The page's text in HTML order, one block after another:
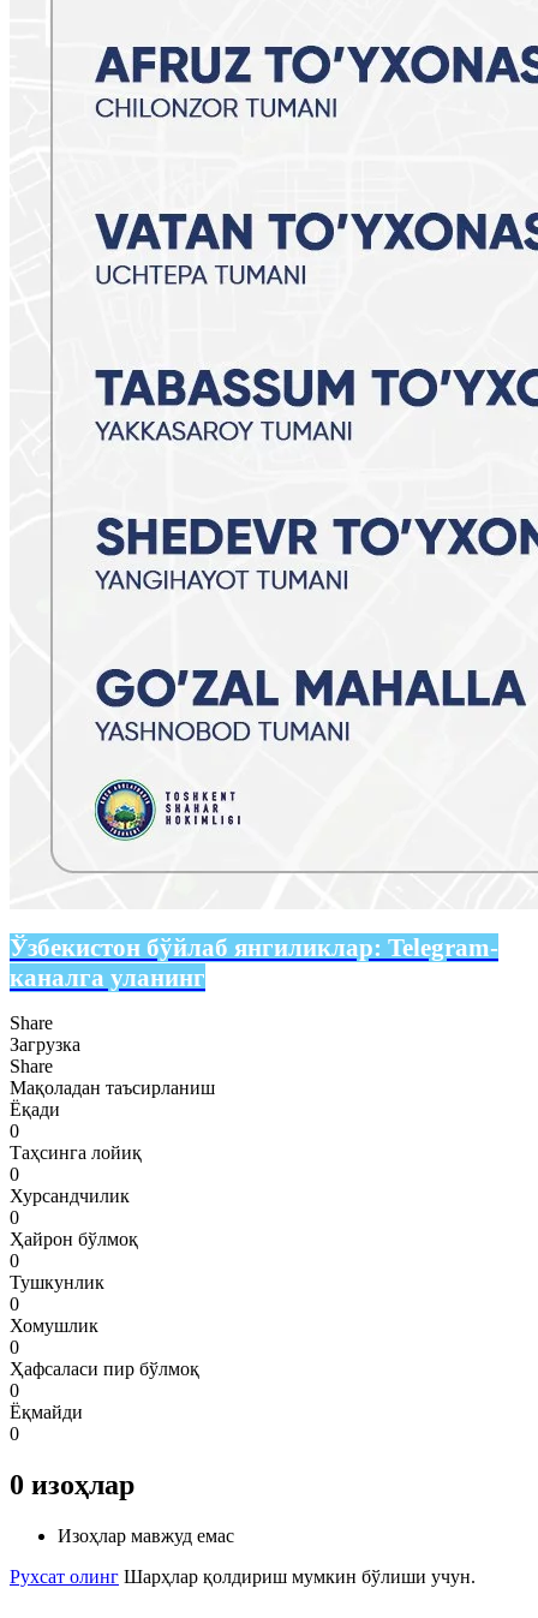
Ўзбекистон бўйлаб янгиликлар: Telegram-
каналга уланинг
Share
Загрузка
Share
Мақоладан таъсирланиш
Ёқади
0
Таҳсинга лойиқ
0
Хурсандчилик
0
Ҳайрон бўлмоқ
0
Тушкунлик
0
Хомушлик
0
Ҳафсаласи пир бўлмоқ
0
Ёқмайди
0
0 изоҳлар
Изоҳлар мавжуд емас
Рухсат олинг Шарҳлар қолдириш мумкин бўлиши учун.